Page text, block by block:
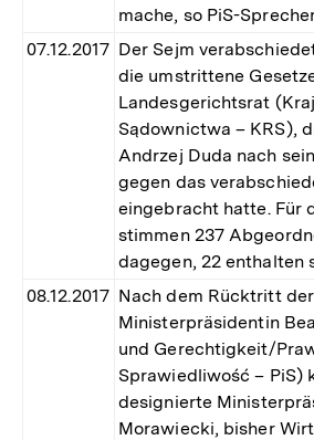
mache, so PiS-
07.12.2017 Der Sejm
die umstrittene
Landesgerichtsrat
Sądownictwa – KRS),
Andrzej Duda nach
gegen das
eingebracht hatte. Für
stimmen 237
dagegen, 22 enthalten
08.12.2017 Nach dem Rücktritt
Ministerpräsidentin
und Gerechtigkeit/
Sprawiedliwość – PiS)
designierte
Morawiecki, bisher